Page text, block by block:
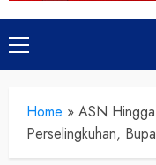
Primary
Menu
Home » ASN
Perselingkuhan,